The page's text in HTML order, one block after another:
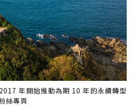
年開始推動為期 10 年的永續轉型
絲專頁